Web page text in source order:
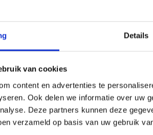
Details
van cookies
content en advertenties te
Ook delen we informatie over uw
Deze partners kunnen deze
verzameld op basis van uw gebruik
HANDIG OM ER